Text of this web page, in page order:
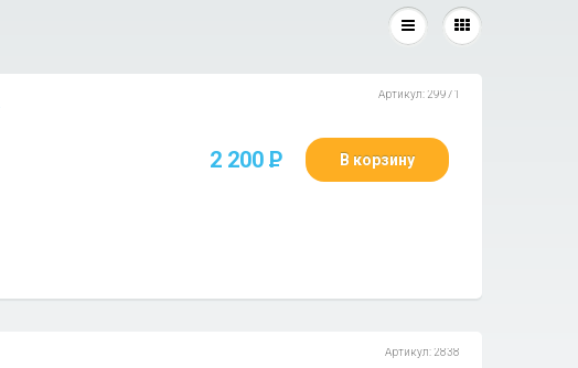
Артикул: 29971
2 200 P В корзину
Артикул: 2838